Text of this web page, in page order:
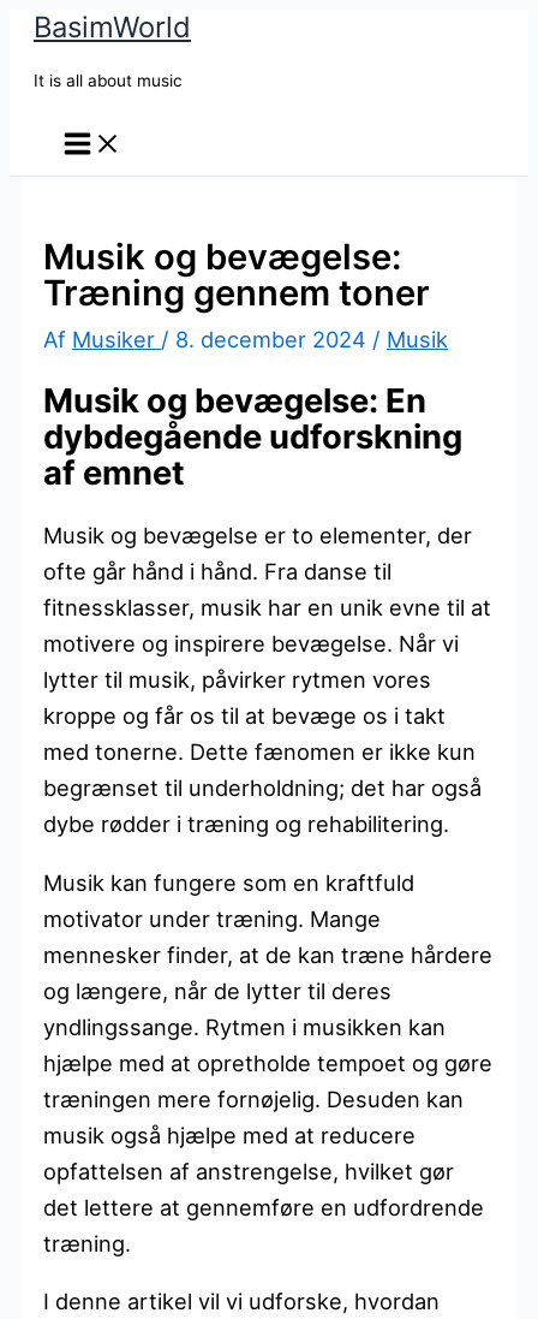
BasimWorld
It is all about music
Musik og bevægelse:
Træning gennem toner
Af Musiker / 8. december 2024 / Musik
Musik og bevægelse: En
dybdegående udforskning
af emnet
Musik og bevægelse er to elementer, der
ofte går hånd i hånd. Fra danse til
fitnessklasser, musik har en unik evne til at
motivere og inspirere bevægelse. Når vi
lytter til musik, påvirker rytmen vores
kroppe og får os til at bevæge os i takt
med tonerne. Dette fænomen er ikke kun
begrænset til underholdning; det har også
dybe rødder i træning og rehabilitering.
Musik kan fungere som en kraftfuld
motivator under træning. Mange
mennesker finder, at de kan træne hårdere
og længere, når de lytter til deres
yndlingssange. Rytmen i musikken kan
hjælpe med at opretholde tempoet og gøre
træningen mere fornøjelig. Desuden kan
musik også hjælpe med at reducere
opfattelsen af anstrengelse, hvilket gør
det lettere at gennemføre en udfordrende
træning.
I denne artikel vil vi udforske, hvordan